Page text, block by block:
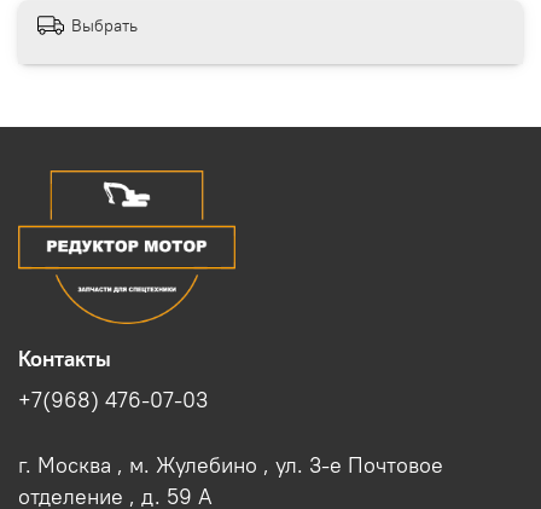
Выбрать
Контакты
+7(968) 476-07-03
г. Москва , м. Жулебино , ул. 3-е Почтовое
отделение , д. 59 A